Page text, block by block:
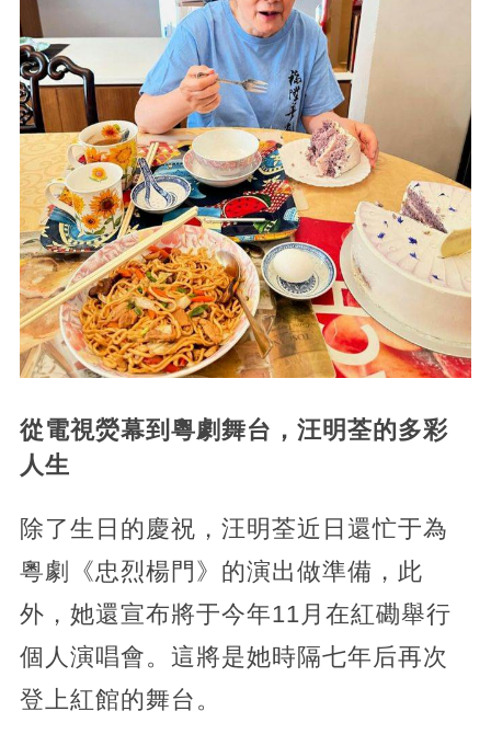
從電視熒幕到粵劇舞台，汪明荃的多彩
人生
除了生日的慶祝，汪明荃近日還忙于為
粵劇《忠烈楊門》的演出做準備，此
外，她還宣布將于今年11月在紅磡舉行
個人演唱會。這將是她時隔七年后再次
登上紅館的舞台。